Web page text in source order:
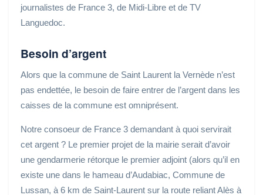
journalistes de France 3, de Midi-Libre et de TV
Languedoc.
Besoin d’argent
Alors que la commune de Saint Laurent la Vernède n’est
pas endettée, le besoin de faire entrer de l’argent dans les
caisses de la commune est omniprésent.
Notre consoeur de France 3 demandant à quoi servirait
cet argent ? Le premier projet de la mairie serait d’avoir
une gendarmerie rétorque le premier adjoint (alors qu’il en
existe une dans le hameau d’Audabiac, Commune de
Lussan, à 6 km de Saint-Laurent sur la route reliant Alès à